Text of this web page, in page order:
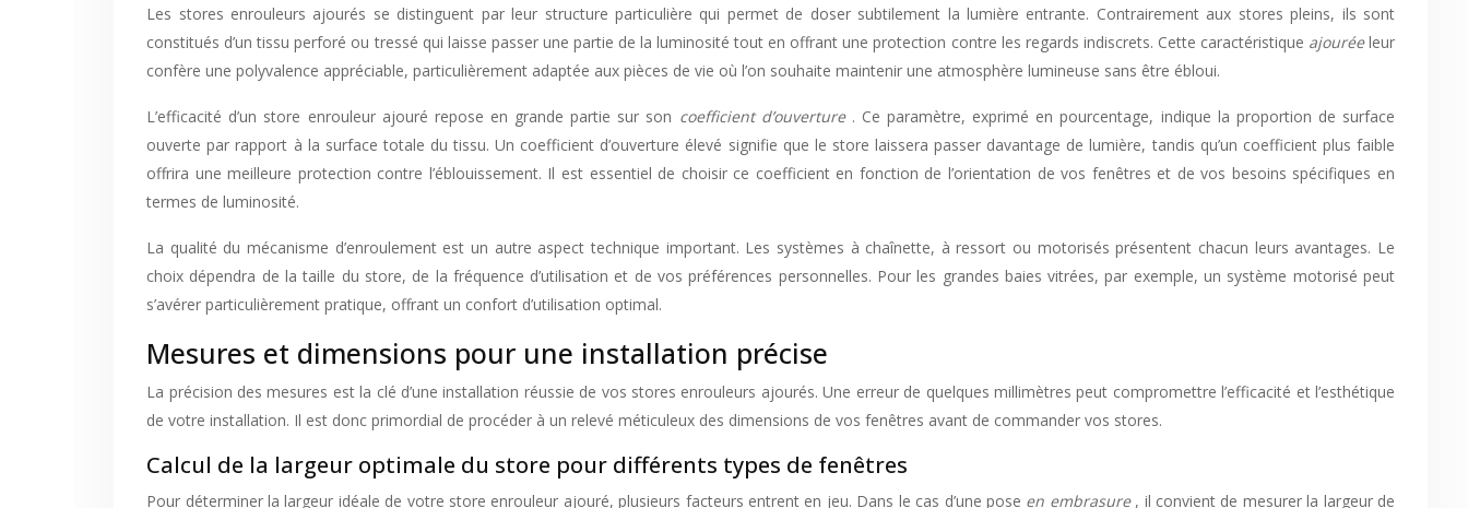
Les stores enrouleurs ajourés se distinguent par leur structure particulière qui permet de doser subtilement la lumière entrante. Contrairement aux stores pleins, ils sont
constitués d’un tissu perforé ou tressé qui laisse passer une partie de la luminosité tout en offrant une protection contre les regards indiscrets. Cette caractéristique ajouréeleur
confère une polyvalence appréciable, particulièrement adaptée aux pièces de vie où l’on souhaite maintenir une atmosphère lumineuse sans être ébloui.
L’efficacité d’un store enrouleur ajouré repose en grande partie sur son coefficient d’ouverture . Ce paramètre, exprimé en pourcentage, indique la proportion de surface
ouverte par rapport à la surface totale du tissu. Un coefficient d’ouverture élevé signifie que le store laissera passer davantage de lumière, tandis qu’un coefficient plus faible
offrira une meilleure protection contre l’éblouissement. Il est essentiel de choisir ce coefficient en fonction de l’orientation de vos fenêtres et de vos besoins spécifiques en
termes de luminosité.
La qualité du mécanisme d’enroulement est un autre aspect technique important. Les systèmes à chaînette, à ressort ou motorisés présentent chacun leurs avantages. Le
choix dépendra de la taille du store, de la fréquence d’utilisation et de vos préférences personnelles. Pour les grandes baies vitrées, par exemple, un système motorisé peut
s’avérer particulièrement pratique, offrant un confort d’utilisation optimal.
Mesures et dimensions pour une installation précise
La précision des mesures est la clé d’une installation réussie de vos stores enrouleurs ajourés. Une erreur de quelques millimètres peut compromettre l’efficacité et l’esthétique
de votre installation. Il est donc primordial de procéder à un relevé méticuleux des dimensions de vos fenêtres avant de commander vos stores.
Calcul de la largeur optimale du store pour différents types de fenêtres
Pour déterminer la largeur idéale de votre store enrouleur ajouré, plusieurs facteurs entrent en jeu. Dans le cas d’une pose en embrasure , il convient de mesurer la largeur de